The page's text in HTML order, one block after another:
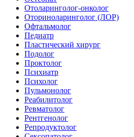
Отоларинголог-онколог
Оториноларинголог (ЛОР)
Офтальмолог
Педиатр
Пластический хирург
Подолог
Проктолог
Психиатр
Психолог
Пульмонолог
Реабилитолог
Ревматолог
Рентгенолог
Репродуктолог